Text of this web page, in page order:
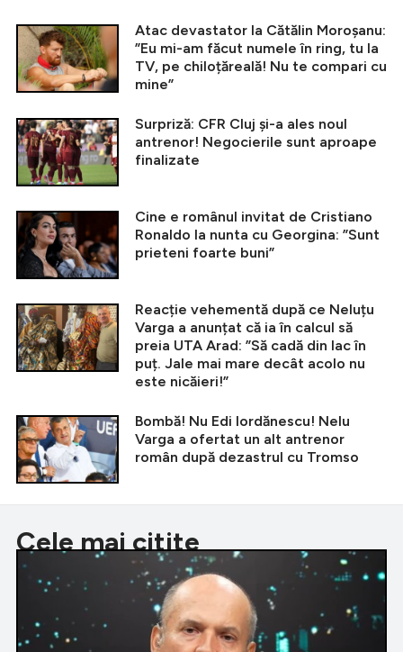
Atac devastator la Cătălin Moroșanu:
”Eu mi-am făcut numele în ring, tu la
TV, pe chiloțăreală! Nu te compari cu
mine”
Surpriză: CFR Cluj și-a ales noul
antrenor! Negocierile sunt aproape
finalizate
Cine e românul invitat de Cristiano
Ronaldo la nunta cu Georgina: ”Sunt
prieteni foarte buni”
Reacție vehementă după ce Neluțu
Varga a anunțat că ia în calcul să
preia UTA Arad: ”Să cadă din lac în
puț. Jale mai mare decât acolo nu
este nicăieri!”
Bombă! Nu Edi Iordănescu! Nelu
Varga a ofertat un alt antrenor
român după dezastrul cu Tromso
Cele mai citite